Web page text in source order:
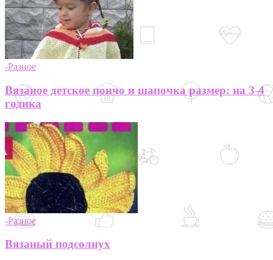
-Разное
Вязаное детское пончо и шапочка размер: на 3-4
годика
-Разное
Вязаный подсолнух